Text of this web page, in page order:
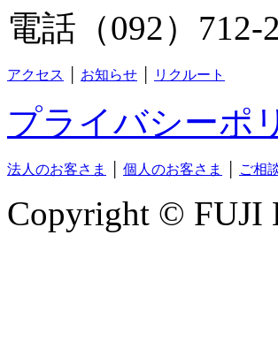
電話（092）712-
アクセス お知らせ リクルート
プライバシーポ
法人のお客さま 個人のお客さま ご相
Copyright © FUJI